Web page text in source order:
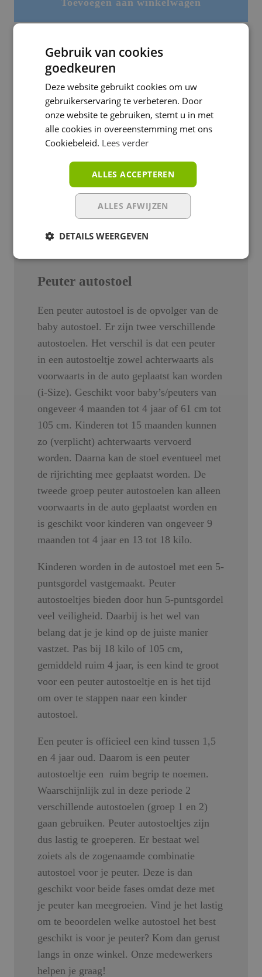
Peuter autostoel
Voor uw peuter autostoel in Amsterdam
slaagt u altijd bij Baby Boem Amsterdam!
Op zoek naar de perfecte autostoel,
Dan ben je bij Baby Boem in Amsterdam
aan het juiste adres! Alle topmerken zoals
Maxi Cosi autostoeltje, Cybex autostoeltje
en Bugaboo autostoeltje nieuw uit voorraad
leverbaar. En alle autostoeltjes voor de
Peuter autostoel
Een peuter autostoel is de opvolger van de
baby autostoel. Er zijn twee verschillende
autostoelen. Het verschil is dat een peuter
in een autostoeltje zowel achterwaarts als
voorwaarts in de auto geplaatst kan worden
(i-Size). Geschikt voor baby’s/peuters van
ongeveer 4 maanden tot 4 jaar of 61 cm tot
105 cm. Kinderen tot 15 maanden kunnen
zo (verplicht) achterwaarts vervoerd
worden. Daarna kan de stoel eventueel met
de rijrichting mee geplaatst worden. De
tweede groep peuter autostoelen kan alleen
voorwaarts in de auto geplaatst worden en
is geschikt voor kinderen van ongeveer 9
maanden tot 4 jaar en 13 tot 18 kilo.
Kinderen worden in de autostoel met een 5-
puntsgordel vastgemaakt. Peuter
autostoeltjes bieden door hun 5-puntsgordel
veel veiligheid. Daarbij is het wel van
belang dat je je kind op de juiste manier
vastzet. Pas bij 18 kilo of 105 cm,
gemiddeld ruim 4 jaar, is een kind te groot
voor een peuter autostoeltje en is het tijd
om over te stappen naar een kinder
autostoel.
Een peuter is officieel een kind tussen 1,5
en 4 jaar oud. Daarom is een peuter
autostoeltje een ruim begrip te noemen.
Waarschijnlijk zul in deze periode 2
verschillende autostoelen (groep 1 en 2)
gaan gebruiken. Peuter autostoeltjes zijn
dus lastig te groeperen. Er bestaat wel
zoiets als de zogenaamde combinatie
autostoel voor je peuter. Deze is dan
geschikt voor beide fases omdat deze met
je peuter kan meegroeien. Vind je het lastig
om te beoordelen welke autostoel het best
geschikt is voor je peuter? Kom dan gerust
langs in onze winkel. Onze medewerkers
helpen je graag!
Gebruik van cookies
goedkeuren
Deze website gebruikt cookies om uw
gebruikerservaring te verbeteren. Door
onze website te gebruiken, stemt u in met
alle cookies in overeenstemming met ons
Cookiebeleid. Lees verder
ALLES ACCEPTEREN
ALLES AFWIJZEN
DETAILS WEERGEVEN